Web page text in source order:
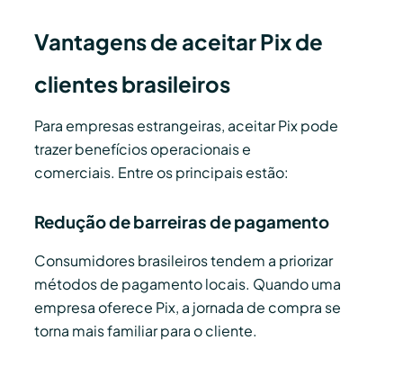
Vantagens de aceitar Pix de
clientes brasileiros
Para empresas estrangeiras, aceitar Pix pode
trazer benefícios operacionais e
comerciais. Entre os principais estão:
Redução de barreiras de pagamento
Consumidores brasileiros tendem a priorizar
métodos de pagamento locais. Quando uma
empresa oferece Pix, a jornada de compra se
torna mais familiar para o cliente.